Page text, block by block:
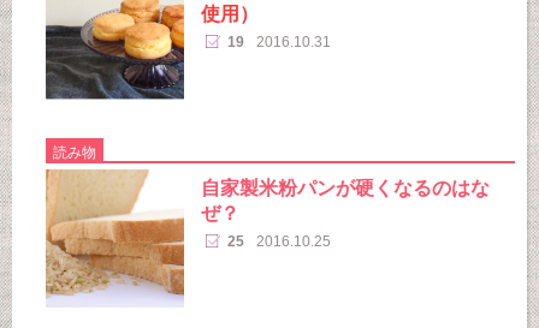
使用）
19 2016.10.31
読み物
自家製米粉パンが硬くなるのはな
ぜ？
25 2016.10.25